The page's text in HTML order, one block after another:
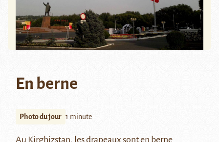
En berne
Photo du jour 1 minute
Au Kirghizstan, les drapeaux sont en berne